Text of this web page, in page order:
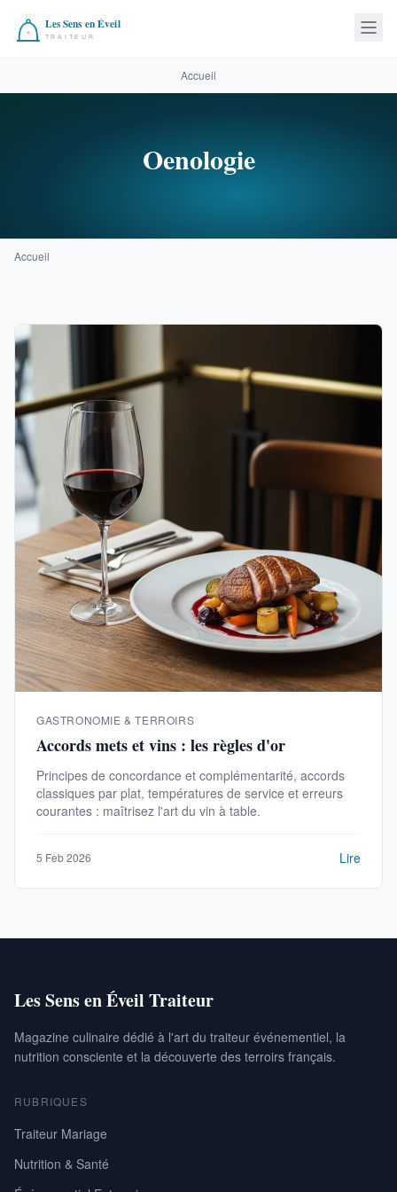
Accueil
Oenologie
Accueil
GASTRONOMIE & TERROIRS
Accords mets et vins : les règles d'or
Principes de concordance et complémentarité, accords
classiques par plat, températures de service et erreurs
courantes : maîtrisez l'art du vin à table.
5 Feb 2026 Lire
Les Sens en Éveil Traiteur
Magazine culinaire dédié à l'art du traiteur événementiel, la
nutrition consciente et la découverte des terroirs français.
RUBRIQUES
Traiteur Mariage
Nutrition & Santé